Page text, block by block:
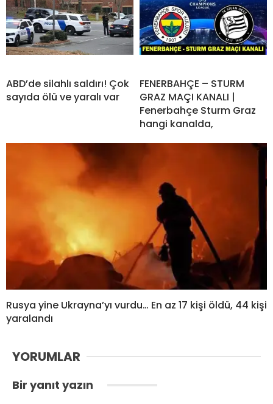
ABD’de silahlı saldırı! Çok
sayıda ölü ve yaralı var
FENERBAHÇE – STURM
GRAZ MAÇI KANALI |
Fenerbahçe Sturm Graz
hangi kanalda,
Rusya yine Ukrayna’yı vurdu… En az 17 kişi öldü, 44 kişi
yaralandı
YORUMLAR
Bir yanıt yazın